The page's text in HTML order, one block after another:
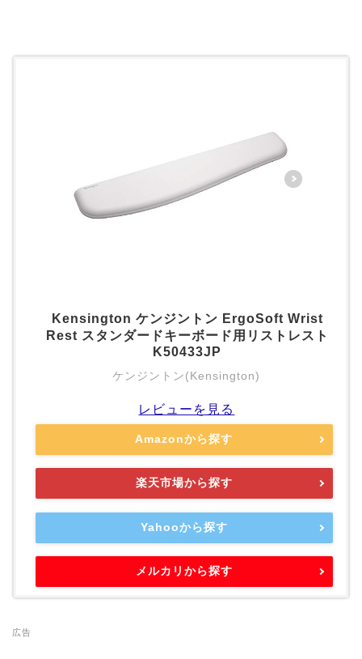
Kensington ケンジントン ErgoSoft Wrist
Rest スタンダードキーボード用リストレスト
K50433JP
ケンジントン(Kensington)
レビューを見る
Amazonから探す
楽天市場から探す
Yahooから探す
メルカリから探す
広告